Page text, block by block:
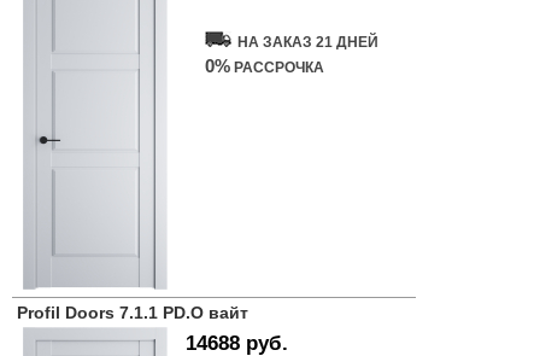
НА ЗАКАЗ 21 ДНЕЙ
0% РАССРОЧКА
Profil Doors 7.1.1 PD.O вайт
14688 руб.